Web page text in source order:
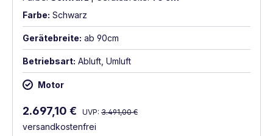
Farbe: Schwarz
Gerätebreite: ab 90cm
Betriebsart: Abluft, Umluft
Motor
Verkaufspreis:
2.697,10 € Regulärer Preis:
UVP: 3.491,00 €
versandkostenfrei